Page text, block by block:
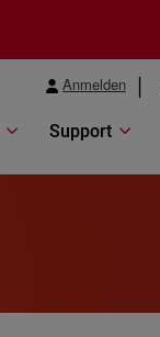
Anmelden
Support